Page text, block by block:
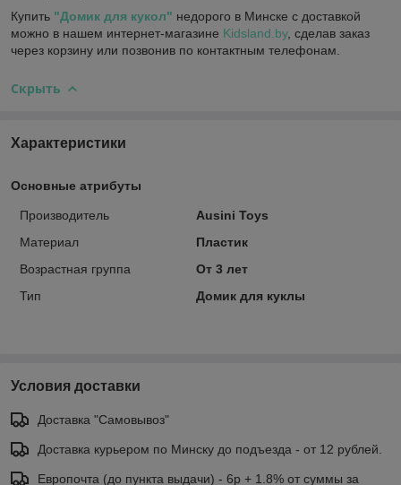
Купить "Домик для кукол" недорого в Минске с доставкой
можно в нашем интернет-магазине Kidsland.by, сделав заказ
через корзину или позвонив по контактным телефонам.
Скрыть
Характеристики
Основные атрибуты
Производитель
Ausini Toys
Материал
Пластик
Возрастная группа
От 3 лет
Тип
Домик для куклы
Условия доставки
Доставка "Самовывоз"
Доставка курьером по Минску до подъезда - от 12 рублей.
Европочта (до пункта выдачи) - 6р + 1.8% от суммы за